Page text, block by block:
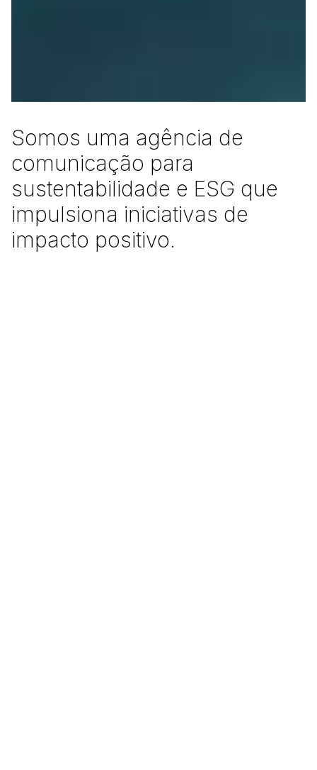
Somos uma agência de
comunicação para
sustentabilidade e ESG que
impulsiona iniciativas de
impacto positivo.